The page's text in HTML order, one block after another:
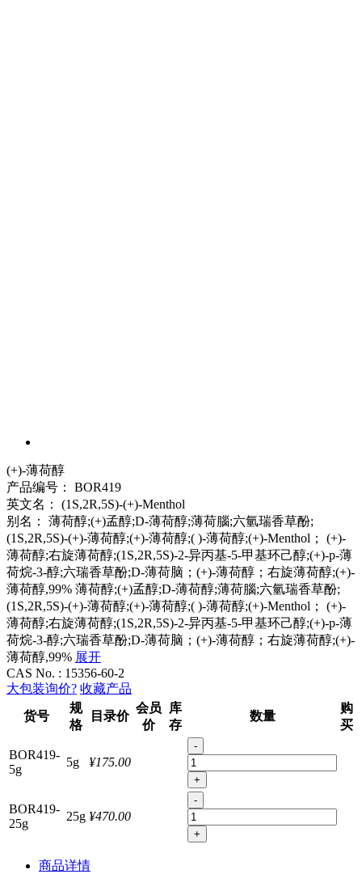
(+)-薄荷醇
产品编号：
BOR419
英文名：
(1S,2R,5S)-(+)-Menthol
别名：
薄荷醇;(+)孟醇;D-薄荷醇;薄荷腦;六氫瑞香草酚;
(1S,2R,5S)-(+)-薄荷醇;(+)-薄荷醇;( )-薄荷醇;(+)-Menthol； (+)-
薄荷醇;右旋薄荷醇;(1S,2R,5S)-2-异丙基-5-甲基环己醇;(+)-p-薄
荷烷-3-醇;六瑞香草酚;D-薄荷脑；(+)-薄荷醇；右旋薄荷醇;(+)-
薄荷醇,99% 薄荷醇;(+)孟醇;D-薄荷醇;薄荷腦;六氫瑞香草酚;
(1S,2R,5S)-(+)-薄荷醇;(+)-薄荷醇;( )-薄荷醇;(+)-Menthol； (+)-
薄荷醇;右旋薄荷醇;(1S,2R,5S)-2-异丙基-5-甲基环己醇;(+)-p-薄
荷烷-3-醇;六瑞香草酚;D-薄荷脑；(+)-薄荷醇；右旋薄荷醇;(+)-
薄荷醇,99% 展开
CAS No. : 15356-60-2
大包装询价? 收藏产品
货号
规
格
目录价
会员
价
库
存
数量
购
买
BOR419-
5g
5g ¥175.00
-
+
BOR419-
25g
25g ¥470.00
-
+
商品详情